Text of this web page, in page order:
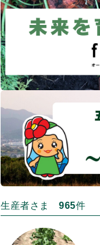
生産者さま965件